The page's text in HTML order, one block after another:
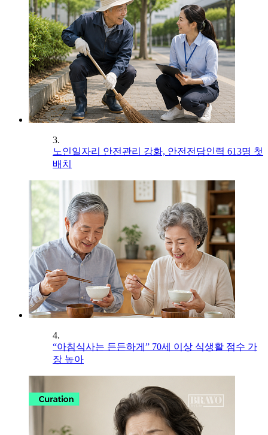
3.
노인일자리 안전관리 강화, 안전전담인력 613명 첫
배치
4.
“아침식사는 든든하게” 70세 이상 식생활 점수 가
장 높아